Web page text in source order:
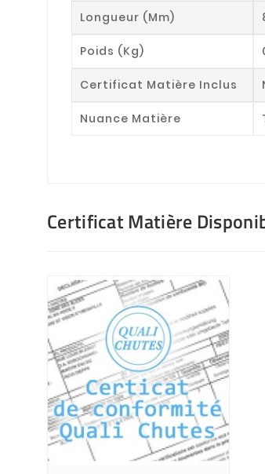
Longueur (mm)
Poids (kg)
Certificat Matière Inclus
Nuance Matière
Certificat Matière